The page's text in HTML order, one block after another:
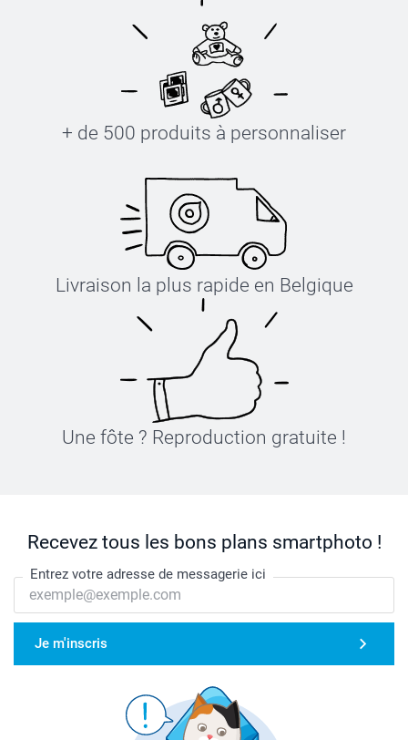
+ de 500 produits à personnaliser
Livraison la plus rapide en Belgique
Une fôte ? Reproduction gratuite !
Recevez tous les bons plans smartphoto !
Entrez votre adresse de messagerie ici
Je m'inscris